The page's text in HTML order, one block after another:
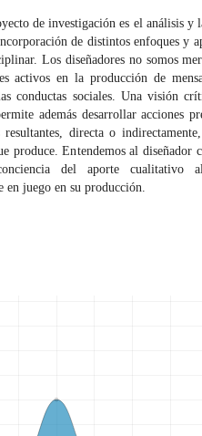
de investigación es el análisis y
de distintos enfoques y
Los diseñadores no somos
activos en la producción de
conductas sociales. Una visión
además desarrollar acciones
resultantes, directa o
produce. Entendemos al diseñador
del aporte cualitativo
juego en su producción.